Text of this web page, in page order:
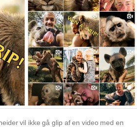
vil ikke gå glip af en video med en